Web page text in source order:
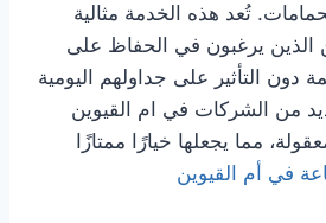
تُعد هذه الخدمة مثالية
الذين يرغبون في الحفاظ على
دون التأثير على جداولهم اليومية
من الشركات في ام القيوين
مما يجعلها خيارًا ممتازًا
في أم القيوين